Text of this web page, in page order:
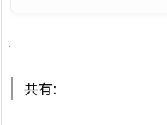
.
共有: